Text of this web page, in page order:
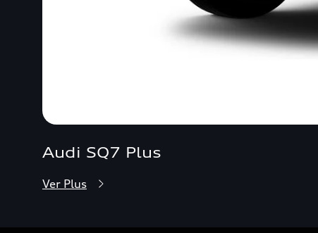
Audi SQ7 Plus
Ver Plus